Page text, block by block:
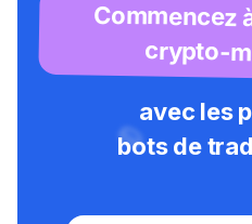
Commencez
crypto-
avec les
bots de